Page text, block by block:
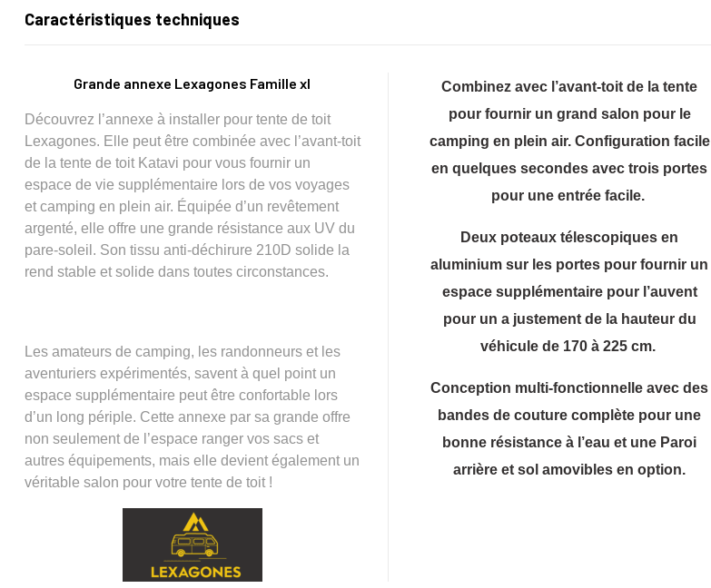
Caractéristiques techniques
Grande annexe Lexagones Famille xl
Découvrez l’annexe à installer pour tente de toit
Lexagones. Elle peut être combinée avec l’avant-toit
de la tente de toit Katavi pour vous fournir un
espace de vie supplémentaire lors de vos voyages
et camping en plein air. Équipée d’un revêtement
argenté, elle offre une grande résistance aux UV du
pare-soleil. Son tissu anti-déchirure 210D solide la
rend stable et solide dans toutes circonstances.
Les amateurs de camping, les randonneurs et les
aventuriers expérimentés, savent à quel point un
espace supplémentaire peut être confortable lors
d’un long périple. Cette annexe par sa grande offre
non seulement de l’espace ranger vos sacs et
autres équipements, mais elle devient également un
véritable salon pour votre tente de toit !
Combinez avec l’avant-toit de la tente
pour fournir un grand salon pour le
camping en plein air. Configuration facile
en quelques secondes avec trois portes
pour une entrée facile.
Deux poteaux télescopiques en
aluminium sur les portes pour fournir un
espace supplémentaire pour l’auvent
pour un a justement de la hauteur du
véhicule de 170 à 225 cm.
Conception multi-fonctionnelle avec des
bandes de couture complète pour une
bonne résistance à l’eau et une Paroi
arrière et sol amovibles en option.